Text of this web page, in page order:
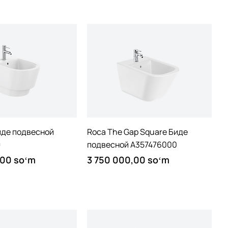
View
подвесной
soʻm
Quick View
Roca The Gap Square Биде
подвесной A357476000
Price
3 750 000,00 soʻm